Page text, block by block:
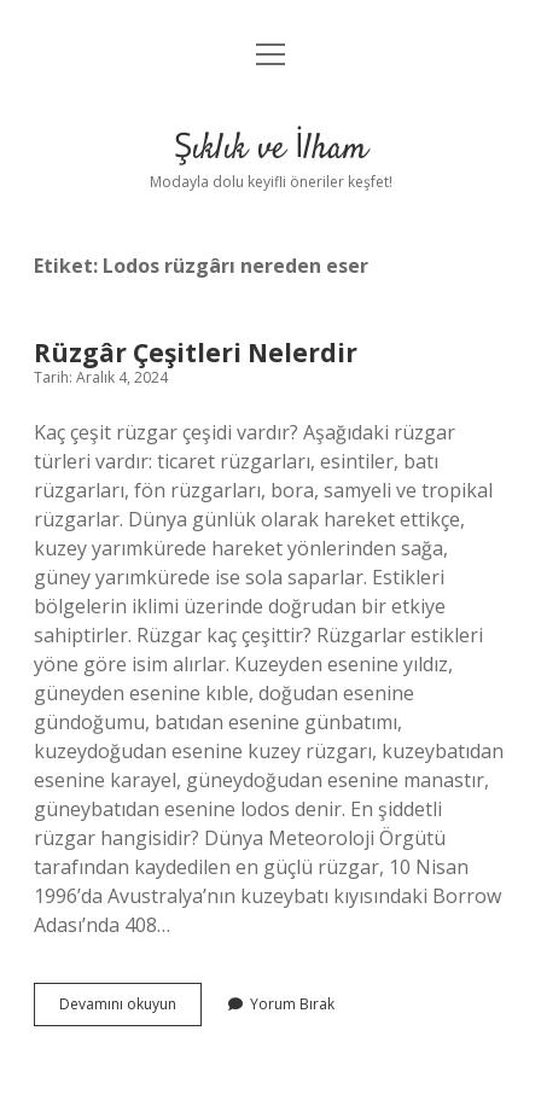
Anasayfa
Yasal Uyarı
menüyü
Şıklık ve İlham
Modayla dolu keyifli öneriler keşfet!
Etiket: Lodos rüzgârı nereden eser
Rüzgâr Çeşitleri Nelerdir
Tarih: Aralık 4, 2024
Kaç çeşit rüzgar çeşidi vardır? Aşağıdaki rüzgar
türleri vardır: ticaret rüzgarları, esintiler, batı
rüzgarları, fön rüzgarları, bora, samyeli ve tropikal
rüzgarlar. Dünya günlük olarak hareket ettikçe,
kuzey yarımkürede hareket yönlerinden sağa,
güney yarımkürede ise sola saparlar. Estikleri
bölgelerin iklimi üzerinde doğrudan bir etkiye
sahiptirler. Rüzgar kaç çeşittir? Rüzgarlar estikleri
yöne göre isim alırlar. Kuzeyden esenine yıldız,
güneyden esenine kıble, doğudan esenine
gündoğumu, batıdan esenine günbatımı,
kuzeydoğudan esenine kuzey rüzgarı, kuzeybatıdan
esenine karayel, güneydoğudan esenine manastır,
güneybatıdan esenine lodos denir. En şiddetli
rüzgar hangisidir? Dünya Meteoroloji Örgütü
tarafından kaydedilen en güçlü rüzgar, 10 Nisan
1996’da Avustralya’nın kuzeybatı kıyısındaki Borrow
Adası’nda 408…
Devamını okuyun
Çeşitleri
Yorum Bırak